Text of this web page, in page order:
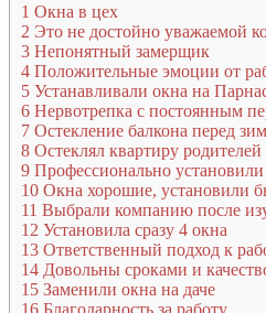
1 Окна в цех
2 Это не достойно уважаемой
3 Непонятный замерщик
4 Положительные эмоции от
5 Устанавливали окна на
6 Нервотрепка с постоянным
7 Остекление балкона перед
8 Остеклял квартиру родителей
9 Профессионально
10 Окна хорошие, установили
11 Выбрали компанию после
12 Установила сразу 4 окна
13 Ответственный подход к
14 Довольны сроками и
15 Заменили окна на даче
16 Благодарность за работу